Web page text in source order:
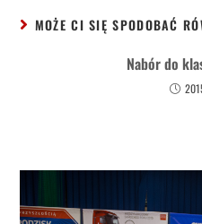
MOŻE CI SIĘ SPODOBAĆ
Nabór do